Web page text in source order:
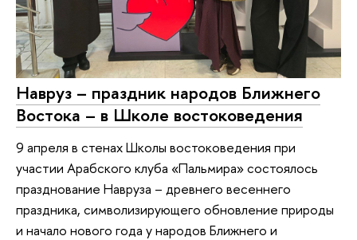
Навруз – праздник народов Ближнего
Востока – в Школе востоковедения
9 апреля в стенах Школы востоковедения при
участии Арабского клуба «Пальмира» состоялось
празднование Навруза – древнего весеннего
праздника, символизирующего обновление природы
и начало нового года у народов Ближнего и